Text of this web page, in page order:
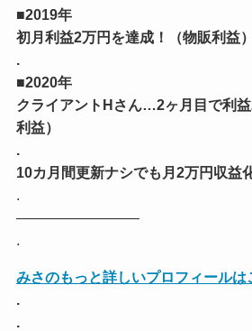
■2019年
初月利益2万円を達成！（物販利益）
■2020年
クライアントHさん…2ヶ月目で利
利益）
10カ月間更新ナシでも月2万円収益
————————–
みさのもっと詳しいプロフィールは
.
.